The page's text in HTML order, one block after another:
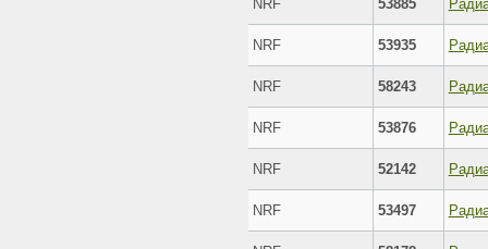
NRF 53885
NRF 53935
NRF 58243
NRF 53876
NRF 52142
NRF 53497